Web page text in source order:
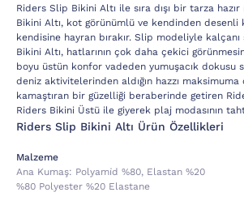
Riders Slip Bikini Altı ile sıra dışı bir tarza hazır
Bikini Altı, kot görünümlü ve kendinden desenli
kendisine hayran bırakır. Slip modeliyle
Bikini Altı, hatlarının çok daha çekici
boyu üstün konfor vadeden yumuşacık dokusu
deniz aktivitelerinden aldığın hazzı maksimuma
kamaştıran bir güzelliği beraberinde getiren
Riders Bikini Üstü ile giyerek plaj modasının
Riders Slip Bikini Altı Ürün Özellikleri
Malzeme
Ana Kumaş: Polyami̇d %80, Elastan %20
%80 Polyester %20 Elastane